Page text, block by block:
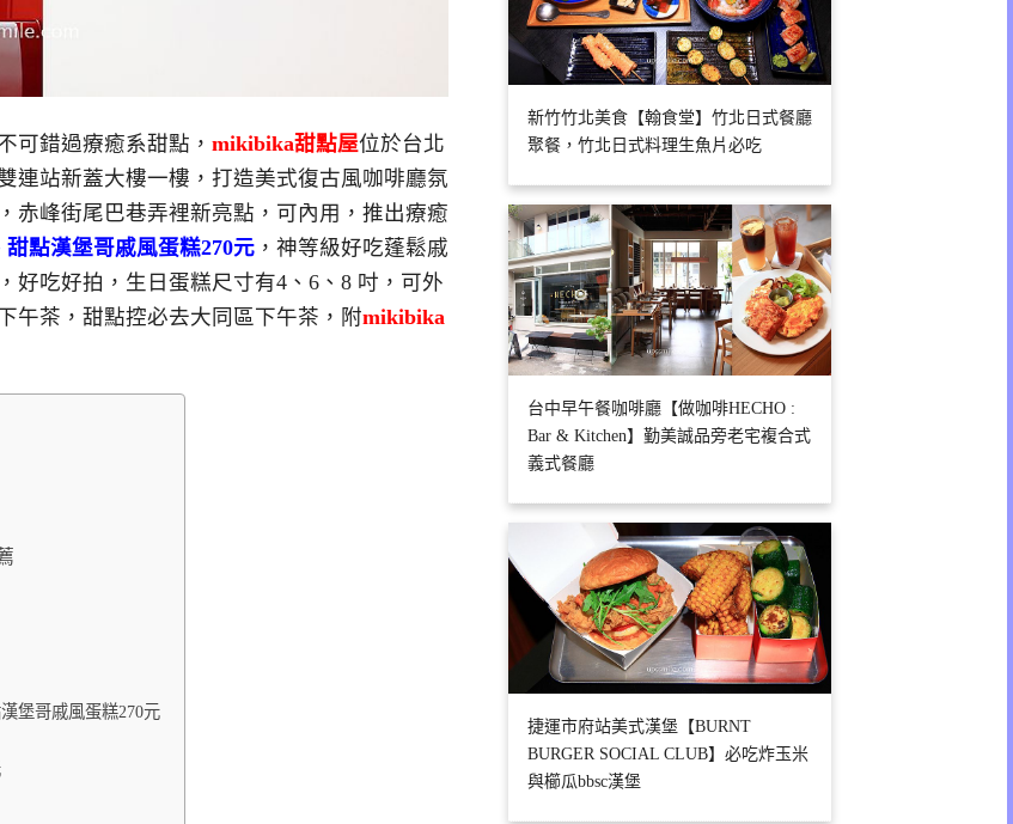
可錯過療癒系甜點， mikibika甜點屋位於台北
連站新蓋大樓一樓，打造美式復古風咖啡廳氛
赤峰街尾巴巷弄裡新亮點，可內用，推出療癒
點漢堡哥戚風蛋糕270元 ，神等級好吃蓬鬆戚
好吃好拍，生日蛋糕尺寸有4、6、8 吋，可外
午茶，甜點控必去大同區下午茶，附mikibika
堡哥戚風蛋糕270元
新竹竹北美食【翰食堂】竹北日式餐廳
聚餐，竹北日式料理生魚片必吃
台中早午餐咖啡廳【做咖啡HECHO :
Bar & Kitchen】勤美誠品旁老宅複合式
義式餐廳
捷運市府站美式漢堡【BURNT
BURGER SOCIAL CLUB】必吃炸玉米
與櫛瓜bbsc漢堡